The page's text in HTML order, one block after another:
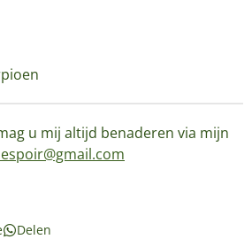
u mij altijd benaderen via mijn
Delen